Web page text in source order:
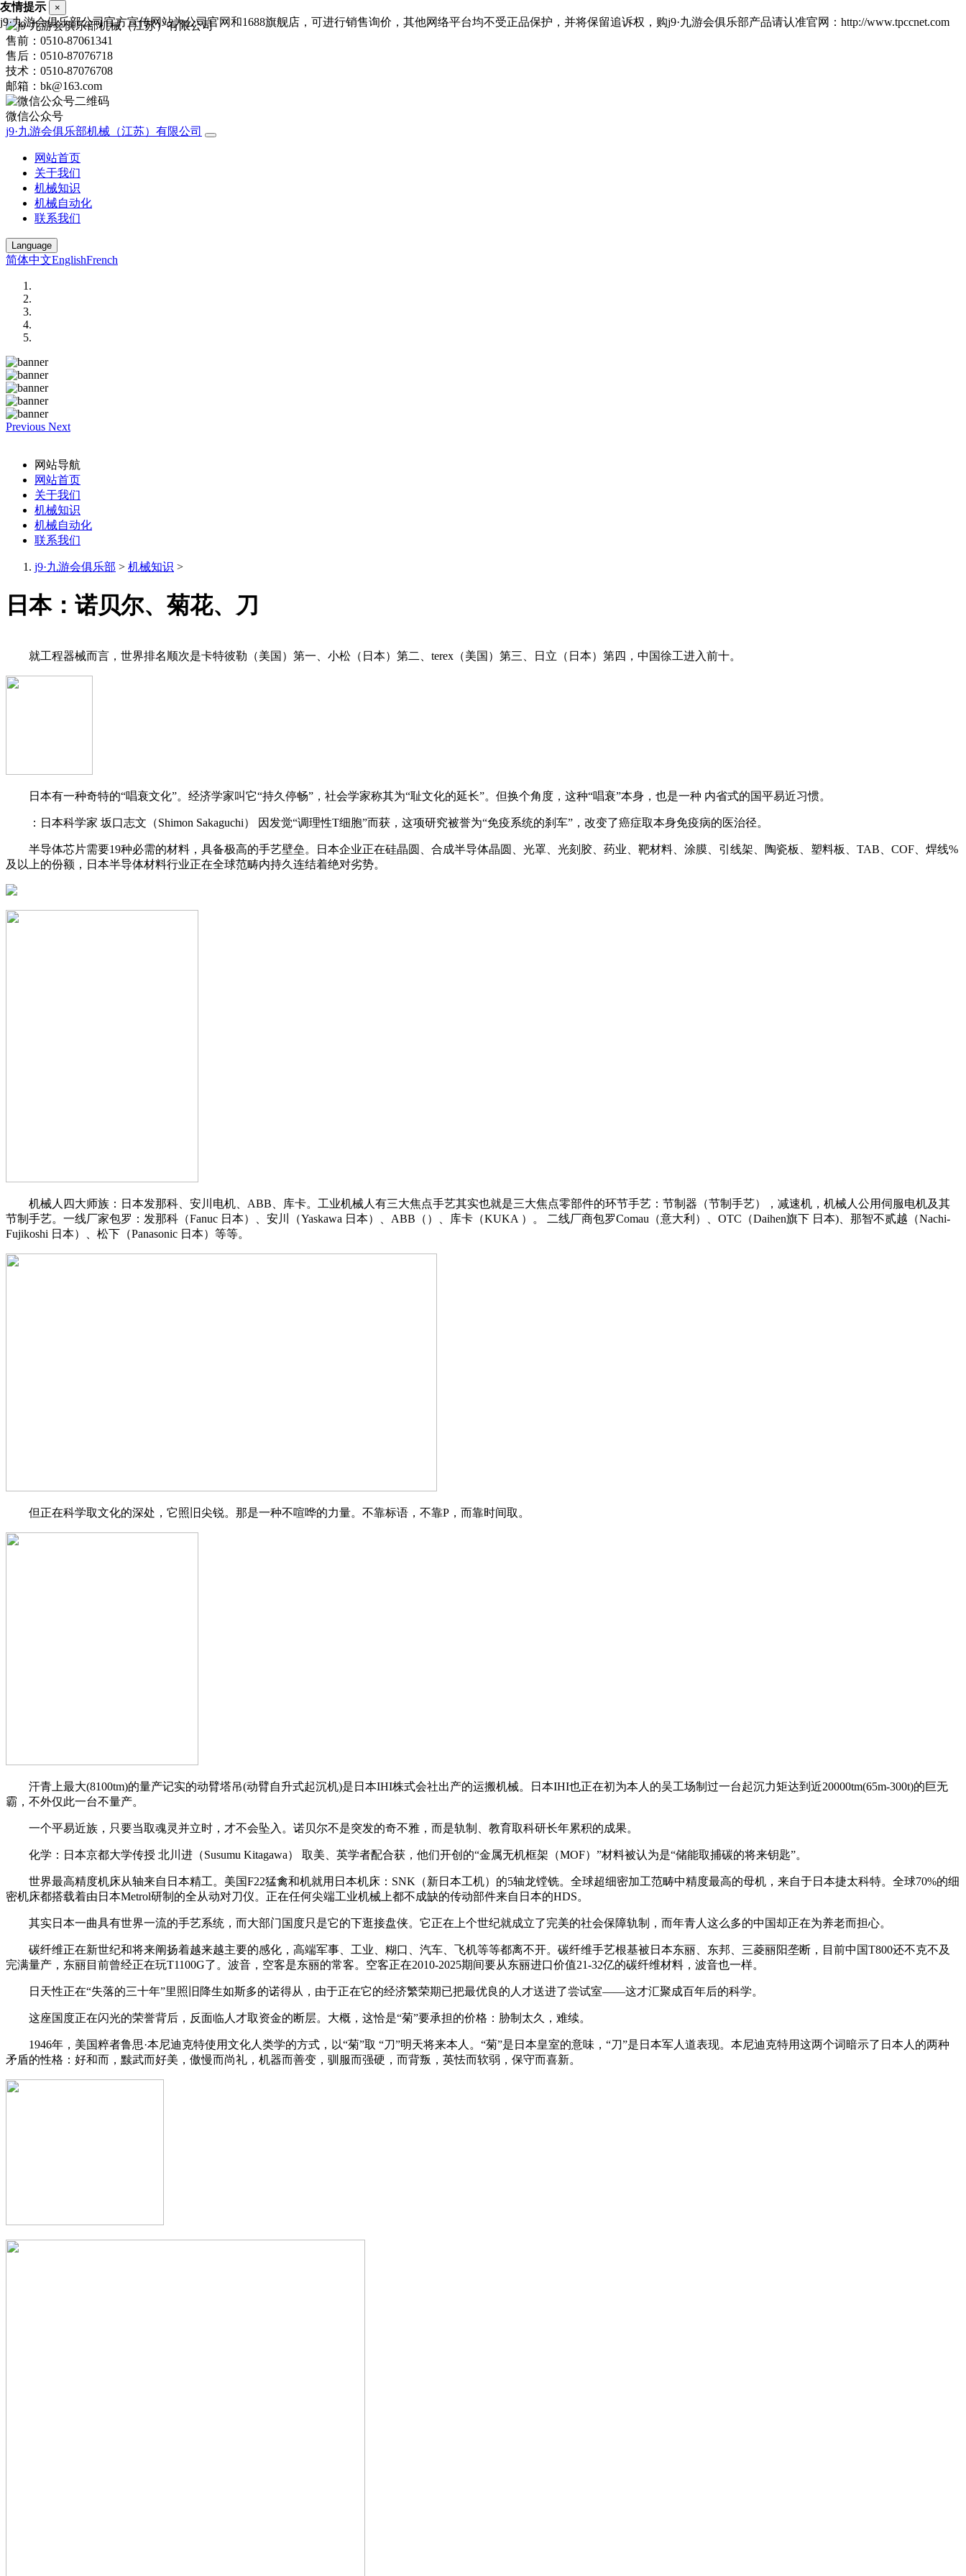
售前：0510-87061341
售后：0510-87076718
技术：0510-87076708
邮箱：bk@163.com
微信公众号
j9·九游会俱乐部机械（江苏）有限公司
网站首页
关于我们
机械知识
机械自动化
联系我们
Language
简体中文EnglishFrench
Previous Next
网站导航
网站首页
关于我们
机械知识
机械自动化
联系我们
j9·九游会俱乐部 > 机械知识 >
日本：诺贝尔、菊花、刀
就工程器械而言，世界排名顺次是卡特彼勒（美国）第一、小松（日本）第二、terex（美国）第三、日立（日本）第四，中国徐工进入前十。
日本有一种奇特的“唱衰文化”。经济学家叫它“持久停畅”，社会学家称其为“耻文化的延长”。但换个角度，这种“唱衰”本身，也是一种 内省式的国平易近习惯。
：日本科学家 坂口志文（Shimon Sakaguchi） 因发觉“调理性T细胞”而获，这项研究被誉为“免疫系统的刹车”，改变了癌症取本身免疫病的医治径。
半导体芯片需要19种必需的材料，具备极高的手艺壁垒。日本企业正在硅晶圆、合成半导体晶圆、光罩、光刻胶、药业、靶材料、涂膜、引线架、陶瓷板、塑料板、TAB、COF、焊线%
及以上的份额，日本半导体材料行业正在全球范畴内持久连结着绝对劣势。
机械人四大师族：日本发那科、安川电机、ABB、库卡。工业机械人有三大焦点手艺其实也就是三大焦点零部件的环节手艺：节制器（节制手艺），减速机，机械人公用伺服电机及其
节制手艺。一线厂家包罗：发那科（Fanuc 日本）、安川（Yaskawa 日本）、ABB（）、库卡（KUKA ）。 二线厂商包罗Comau（意大利）、OTC（Daihen旗下 日本)、那智不贰越（Nachi-
Fujikoshi 日本）、松下（Panasonic 日本）等等。
但正在科学取文化的深处，它照旧尖锐。那是一种不喧哗的力量。不靠标语，不靠P，而靠时间取。
汗青上最大(8100tm)的量产记实的动臂塔吊(动臂自升式起沉机)是日本IHI株式会社出产的运搬机械。日本IHI也正在初为本人的吴工场制过一台起沉力矩达到近20000tm(65m-300t)的巨无
霸，不外仅此一台不量产。
一个平易近族，只要当取魂灵并立时，才不会坠入。诺贝尔不是突发的奇不雅，而是轨制、教育取科研长年累积的成果。
化学：日本京都大学传授 北川进（Susumu Kitagawa） 取美、英学者配合获，他们开创的“金属无机框架（MOF）”材料被认为是“储能取捕碳的将来钥匙”。
世界最高精度机床从轴来自日本精工。美国F22猛禽和机就用日本机床：SNK（新日本工机）的5轴龙镗铣。全球超细密加工范畴中精度最高的母机，来自于日本捷太科特。全球70%的细
密机床都搭载着由日本Metrol研制的全从动对刀仪。正在任何尖端工业机械上都不成缺的传动部件来自日本的HDS。
其实日本一曲具有世界一流的手艺系统，而大部门国度只是它的下逛接盘侠。它正在上个世纪就成立了完美的社会保障轨制，而年青人这么多的中国却正在为养老而担心。
碳纤维正在新世纪和将来阐扬着越来越主要的感化，高端军事、工业、糊口、汽车、飞机等等都离不开。碳纤维手艺根基被日本东丽、东邦、三菱丽阳垄断，目前中国T800还不克不及
完满量产，东丽目前曾经正在玩T1100G了。波音，空客是东丽的常客。空客正在2010-2025期间要从东丽进口价值21-32亿的碳纤维材料，波音也一样。
日天性正在“失落的三十年”里照旧降生如斯多的诺得从，由于正在它的经济繁荣期已把最优良的人才送进了尝试室——这才汇聚成百年后的科学。
这座国度正在闪光的荣誉背后，反面临人才取资金的断层。大概，这恰是“菊”要承担的价格：胁制太久，难续。
1946年，美国粹者鲁思·本尼迪克特使用文化人类学的方式，以“菊”取 “刀”明天将来本人。“菊”是日本皇室的意味，“刀”是日本军人道表现。本尼迪克特用这两个词暗示了日本人的两种
矛盾的性格：好和而，黩武而好美，傲慢而尚礼，机器而善变，驯服而强硬，而背叛，英怯而软弱，保守而喜新。
友情提示 ×
j9·九游会俱乐部公司官方宣传网站为公司官网和1688旗舰店，可进行销售询价，其他网络平台均不受正品保护，并将保留追诉权，购j9·九游会俱乐部产品请认准官网：http://www.tpccnet.com